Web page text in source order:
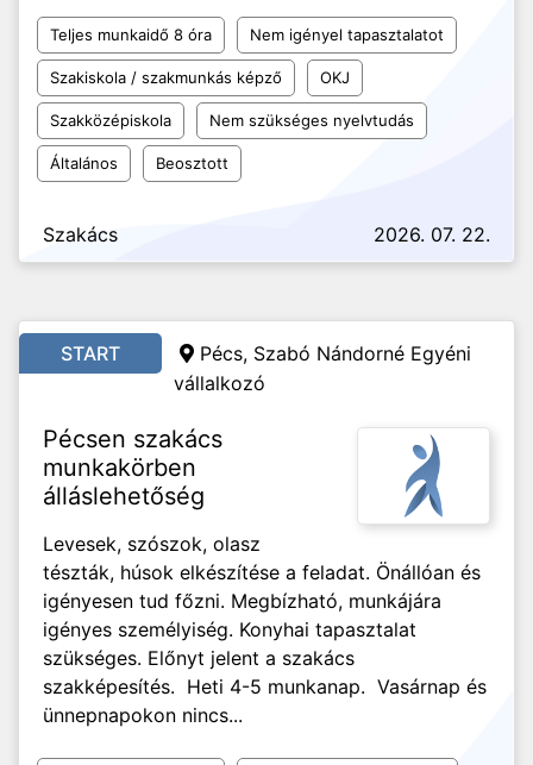
Teljes munkaidő 8 óra Nem igényel tapasztalatot
Szakiskola / szakmunkás képző OKJ
Szakközépiskola Nem szükséges nyelvtudás
Általános Beosztott
Szakács 2026. 07. 22.
START
Pécs, Szabó Nándorné Egyéni
vállalkozó
Pécsen szakács
munkakörben
álláslehetőség
Levesek, szószok, olasz
tészták, húsok elkészítése a feladat. Önállóan és
igényesen tud főzni. Megbízható, munkájára
igényes személyiség. Konyhai tapasztalat
szükséges. Előnyt jelent a szakács
szakképesítés. Heti 4-5 munkanap. Vasárnap és
ünnepnapokon nincs...